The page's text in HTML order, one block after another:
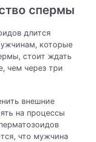
спермы
длится
которые
стоит ждать
чем через три
внешние
на процессы
что мужчина